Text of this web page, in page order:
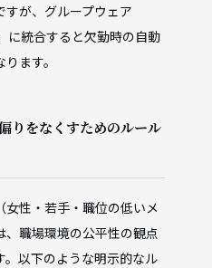
すが、グループウェア
統合すると欠勤時の自動
ます。
りをなくすためのルール
性・若手・職位の低いメ
、職場環境の公平性の観点
以下のような明示的なル